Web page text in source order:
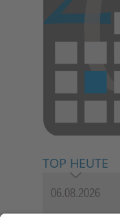
TOP HEUTE
06.08.2026